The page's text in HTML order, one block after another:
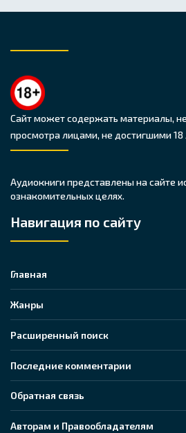
Сайт может содержать материалы,
просмотра лицами, не достигшими 18
Аудиокниги представлены на сайте
ознакомительных целях.
Навигация по сайту
Главная
Жанры
Расширенный поиск
Последние комментарии
Обратная связь
Авторам и Правообладателям